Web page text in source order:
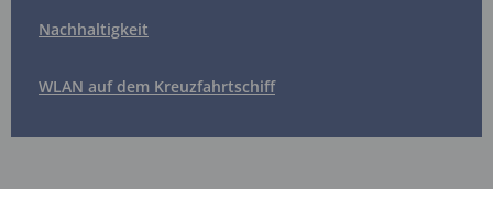
Nachhaltigkeit
WLAN auf dem Kreuzfahrtschiff
Diese